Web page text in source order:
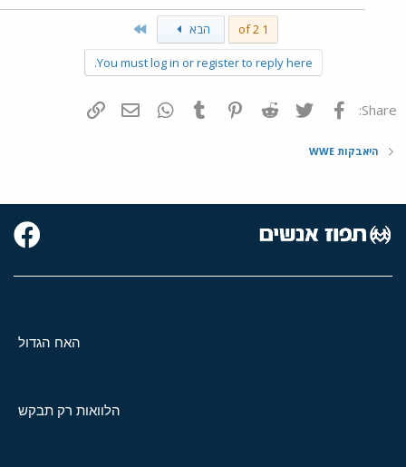
1 of 2 הבא
You must log in or register to reply here.
Share: פייסבוק Twitter
Reddit
Pinterest
Tumblr
WhatsAppדואר אלקטרוני
היאבקות WWE
האח הגדול
הלוואות רק תבקש